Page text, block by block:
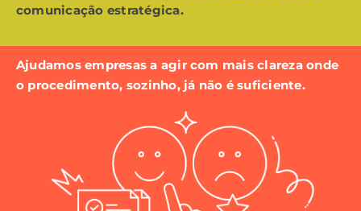
comunicação estratégica.
Ajudamos empresas a agir com mais clareza onde
o procedimento, sozinho, já não é suficiente.